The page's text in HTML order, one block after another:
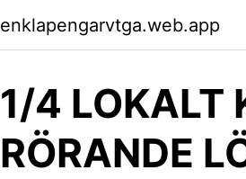
enklapengarvtga.web.app
1/4 LOKALT
RÖRANDE